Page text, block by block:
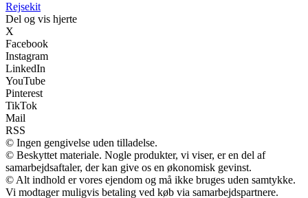
Rejsekit
Del og vis hjerte
X
Facebook
Instagram
LinkedIn
YouTube
Pinterest
TikTok
Mail
RSS
© Ingen gengivelse uden tilladelse.
© Beskyttet materiale. Nogle produkter, vi viser, er en del af
samarbejdsaftaler, der kan give os en økonomisk gevinst.
© Alt indhold er vores ejendom og må ikke bruges uden samtykke.
Vi modtager muligvis betaling ved køb via samarbejdspartnere.